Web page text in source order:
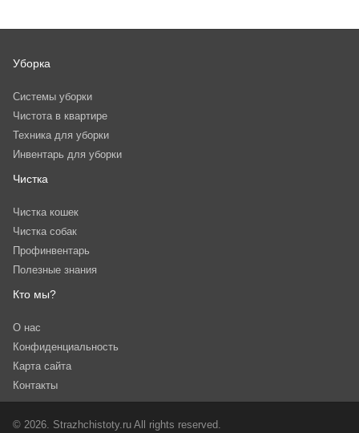
Уборка
Системы уборки
Чистота в квартире
Техника для уборки
Инвентарь для уборки
Чистка
Чистка кошек
Чистка собак
Профинвентарь
Полезные знания
Кто мы?
О нас
Конфиденциальность
Карта сайта
Контакты
© 2026. Strazhchistoty.ru All rights reserved.